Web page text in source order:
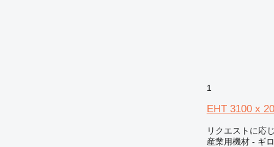
1
EHT 3100 x
リクエストに応
産業用機材 - ギ